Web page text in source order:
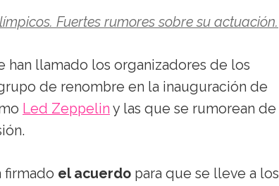
Fuertes rumores sobre su actuación.
han llamado los organizadores de los
de renombre en la inauguración de
Led Zeppelin y las que se rumorean de
firmado el acuerdo para que se lleve a los